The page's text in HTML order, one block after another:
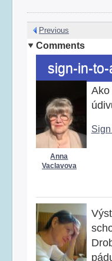
Previous
Comments
sign-in-
Anna
Vaclavova
Ako